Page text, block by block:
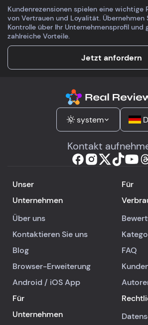
Kundenrezensionen spielen eine wichtige
von Vertrauen und Loyalität. Übernehmen
Kontrolle über Ihr Unternehmensprofil und
zahlreiche Vorteile.
Jetzt anfordern
system
Kontakt
Unser
Unternehmen
Über uns
Kontaktieren Sie uns
Blog
Browser-Erweiterung
Android / iOSApp
Für
FAQ
Für
Unternehmen